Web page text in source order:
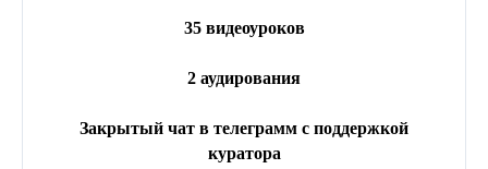
35 видеоуроков
2 аудирования
Закрытый чат в телеграмм с поддержкой
куратора